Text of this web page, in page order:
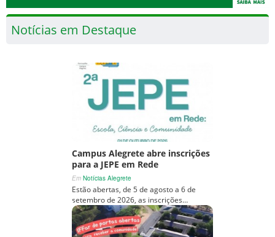
Notícias em Destaque
Campus Alegrete abre inscrições
para a JEPE em Rede
Em Notícias Alegrete
Estão abertas, de 5 de agosto a 6 de
setembro de 2026, as inscrições…